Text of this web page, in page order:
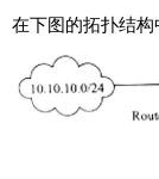
在下图的拓扑结